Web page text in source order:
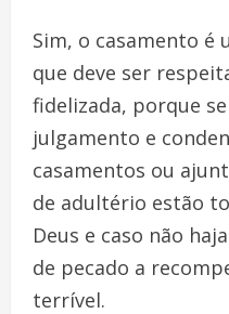
Sim, o casamento é
que deve ser
fidelizada, porque
julgamento e
casamentos ou
de adultério estão
Deus e caso não
de pecado a
terrível.